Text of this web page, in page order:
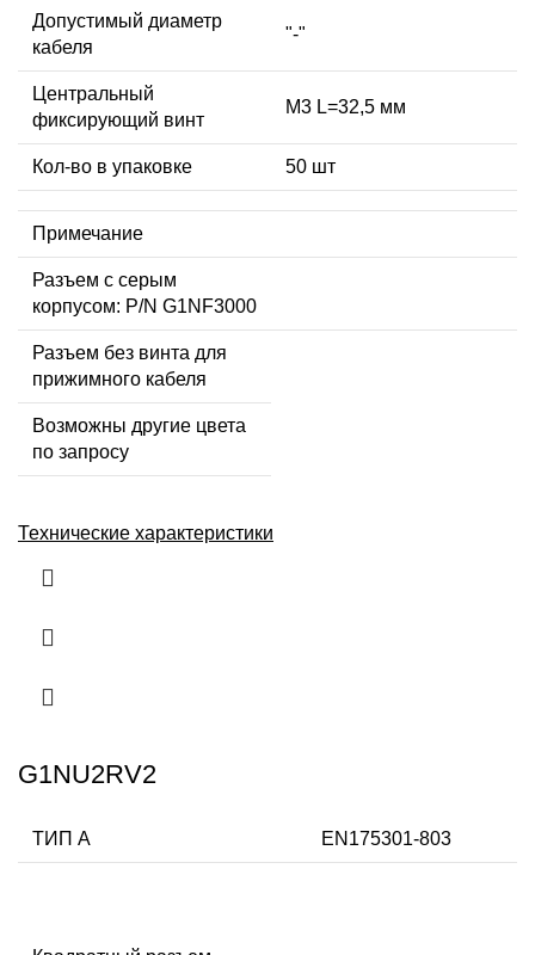
Допустимый диаметр
кабеля
"-"
Центральный
фиксирующий винт
М3 L=32,5 мм
Кол-во в упаковке 50 шт
Примечание
Разъем с серым
корпусом: P/N G1NF3000
Разъем без винта для
прижимного кабеля
Возможны другие цвета
по запросу
Технические характеристики
G1NU2RV2
ТИП А EN175301-803